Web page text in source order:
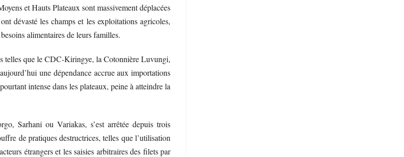
et Hauts Plateaux sont massivement déplacées
dévasté les champs et les exploitations agricoles,
alimentaires de leurs familles.
telles que le CDC-Kiringye, la Cotonnière Luvungi,
une dépendance accrue aux importations
intense dans les plateaux, peine à atteindre la
Sarhani ou Variakas, s’est arrêtée depuis trois
de pratiques destructrices, telles que l’utilisation
étrangers et les saisies arbitraires des filets par